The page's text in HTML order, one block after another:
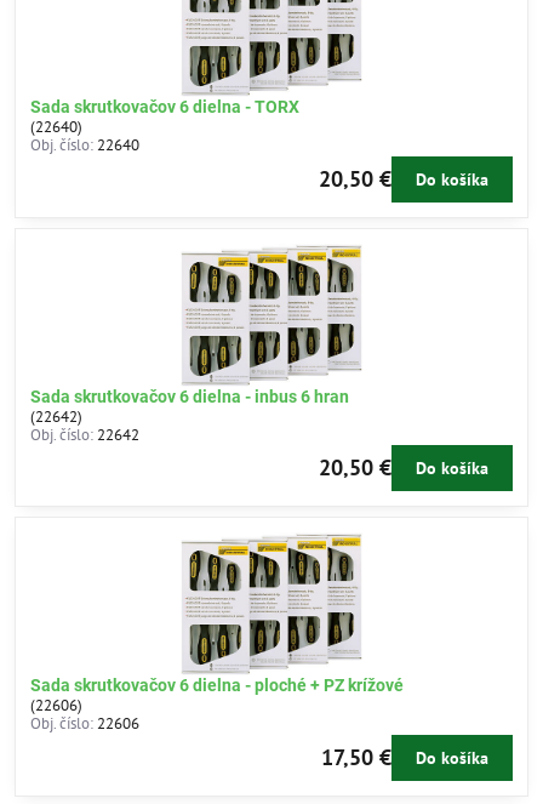
Sada skrutkovačov 6 dielna - TORX
(22640)
Obj. číslo: 22640
20,50 € Do košíka
Sada skrutkovačov 6 dielna - inbus 6 hran
(22642)
Obj. číslo: 22642
20,50 € Do košíka
Sada skrutkovačov 6 dielna - ploché + PZ krížové
(22606)
Obj. číslo: 22606
17,50 € Do košíka